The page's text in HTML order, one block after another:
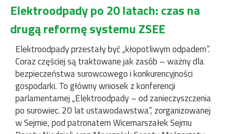
Elektroodpady po 20 latach: czas na
drugą reformę systemu ZSEE
Elektroodpady przestały być „kłopotliwym odpadem”.
Coraz częściej są traktowane jak zasób – ważny dla
bezpieczeństwa surowcowego i konkurencyjności
gospodarki. To główny wniosek z konferencji
parlamentarnej „Elektroodpady – od zanieczyszczenia
po surowiec. 20 lat ustawodawstwa”, zorganizowanej
w Sejmie, pod patronatem Wicemarszałek Sejmu